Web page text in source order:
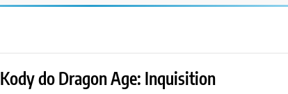
Kody do Dragon Age: Inquisition